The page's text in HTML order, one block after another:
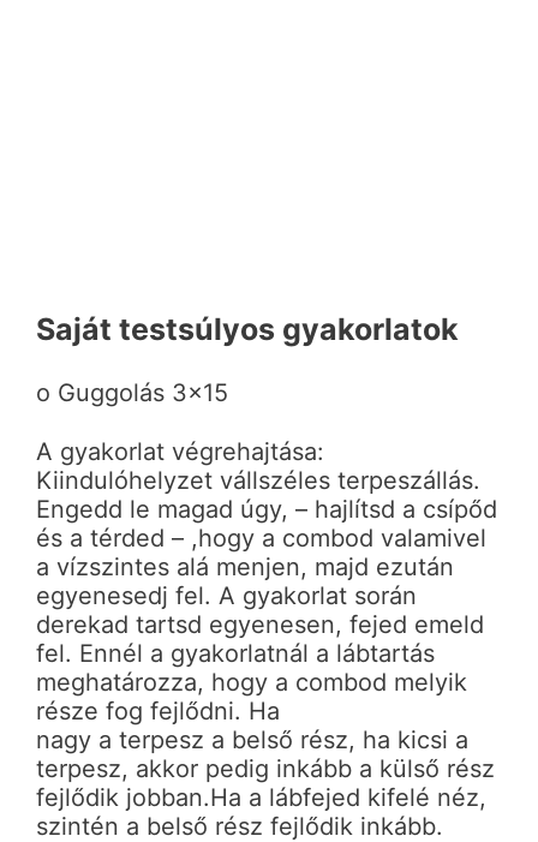
Saját testsúlyos gyakorlatok
o Guggolás 3×15
A gyakorlat végrehajtása:
Kiindulóhelyzet vállszéles terpeszállás.
Engedd le magad úgy, – hajlítsd a csípőd
és a térded – ,hogy a combod valamivel
a vízszintes alá menjen, majd ezután
egyenesedj fel. A gyakorlat során
derekad tartsd egyenesen, fejed emeld
fel. Ennél a gyakorlatnál a lábtartás
meghatározza, hogy a combod melyik
része fog fejlődni. Ha
nagy a terpesz a belső rész, ha kicsi a
terpesz, akkor pedig inkább a külső rész
fejlődik jobban.Ha a lábfejed kifelé néz,
szintén a belső rész fejlődik inkább.